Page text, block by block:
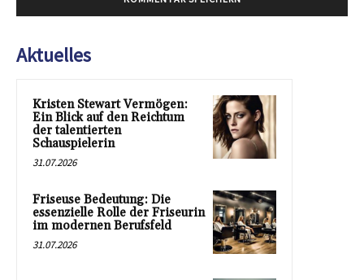
Aktuelles
Kristen Stewart Vermögen:
Ein Blick auf den Reichtum
der talentierten
Schauspielerin
31.07.2026
Friseuse Bedeutung: Die
essenzielle Rolle der Friseurin
im modernen Berufsfeld
31.07.2026